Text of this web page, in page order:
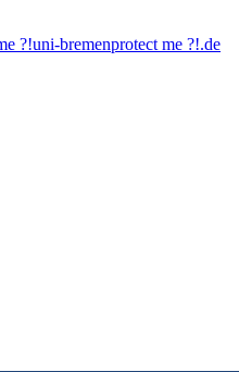
?!uni-bremenprotect me ?!.de